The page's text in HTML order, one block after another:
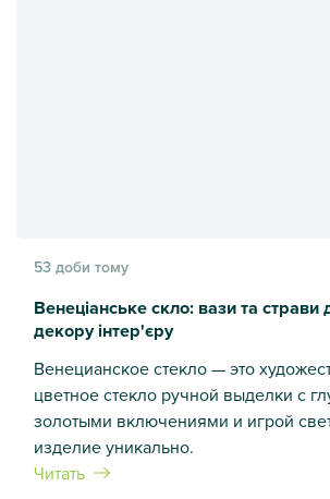
53 доби тому
Венеціанське скло: вази та страви
декору інтер'єру
Венецианское стекло — это
цветное стекло ручной выделки с
золотыми включениями и игрой
изделие уникально.
Читать